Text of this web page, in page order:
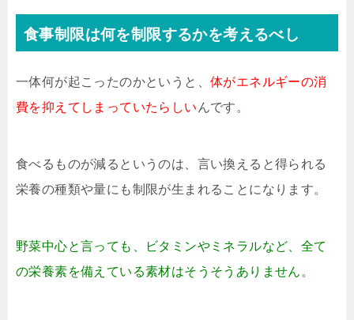
食事制限は何を制限するかを考えるべし
一体何が起こったのかというと、 体がエネルギーの消
費を抑えてしまっていたらしい んです。
食べるものが減るというのは、言い換えると得られる
栄養の種類や量にも制限が生まれることになります。
野菜中心と言っても、ビタミンやミネラルなど、全て
の栄養素を備えている素材はそうそうありません。